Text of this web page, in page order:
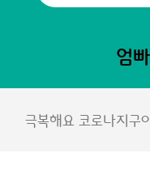
엄
극복해요 코로나지구